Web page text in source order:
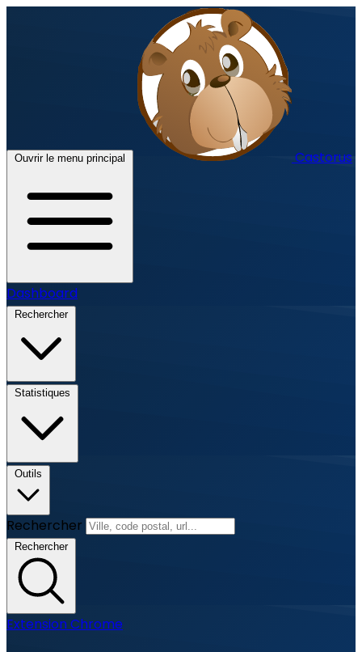
Ouvrir le menu principal Castorus
Dashboard
Rechercher
Statistiques
Outils
Rechercher
Rechercher
Extension Chrome